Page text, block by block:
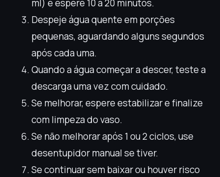
ml) e espere 10 a 20 minutos.
Despeje água quente em porções
pequenas, aguardando alguns segundos
após cada uma.
Quando a água começar a descer, teste a
descarga uma vez com cuidado.
Se melhorar, espere estabilizar e finalize
com limpeza do vaso.
Se não melhorar após 1 ou 2 ciclos, use
desentupidor manual se tiver.
Se continuar sem baixar ou houver risco